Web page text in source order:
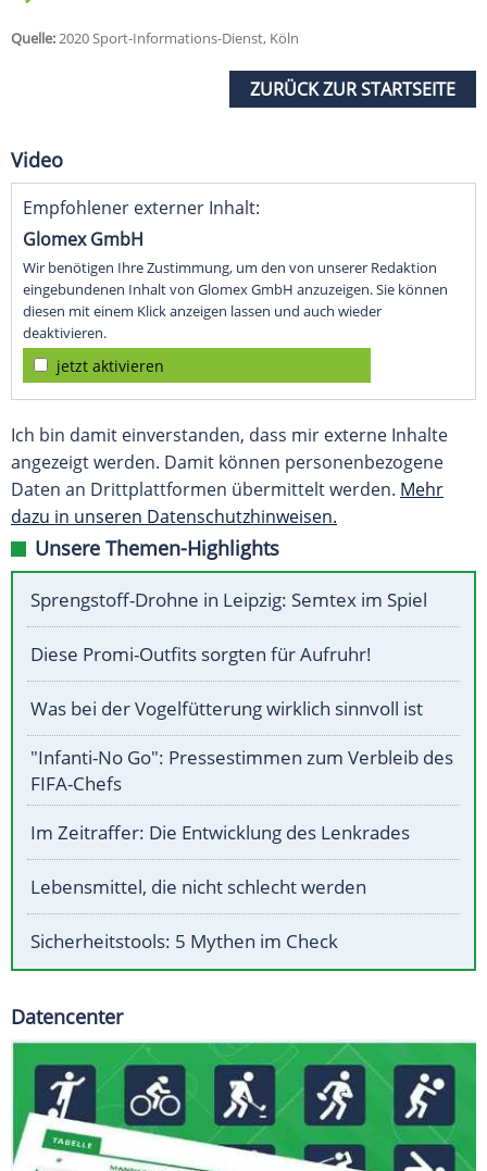
Quelle:2020 Sport-Informations-Dienst, Köln
ZURÜCK ZUR STARTSEITE
Video
Empfohlener externer Inhalt:
Glomex GmbH
Wir benötigen Ihre Zustimmung, um den von unserer Redaktion
eingebundenen Inhalt von Glomex GmbH anzuzeigen. Sie können
diesen mit einem Klick anzeigen lassen und auch wieder
deaktivieren.
jetzt aktivieren
Ich bin damit einverstanden, dass mir externe Inhalte
angezeigt werden. Damit können personenbezogene
Daten an Drittplattformen übermittelt werden. Mehr
dazu in unseren Datenschutzhinweisen.
Unsere Themen-Highlights
Sprengstoff-Drohne in Leipzig: Semtex im Spiel
Diese Promi-Outfits sorgten für Aufruhr!
Was bei der Vogelfütterung wirklich sinnvoll ist
"Infanti-No Go": Pressestimmen zum Verbleib des
FIFA-Chefs
Im Zeitraffer: Die Entwicklung des Lenkrades
Lebensmittel, die nicht schlecht werden
Sicherheitstools: 5 Mythen im Check
Datencenter